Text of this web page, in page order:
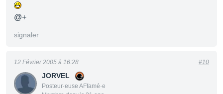
@+
signaler
JORVEL
Posteur·euse AFfamé·e
12 Février 2005 à 16:28 #10